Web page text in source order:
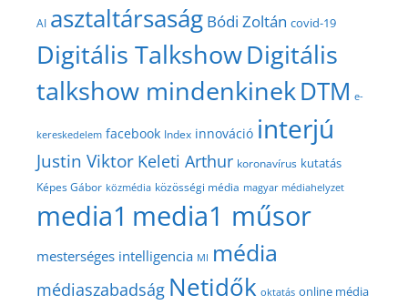
AI asztaltársaság Bódi Zoltán covid-19
Digitális TalkshowDigitális
talkshow mindenkinekDTM e-
kereskedelem facebook Index innováció interjú
Justin Viktor Keleti Arthur koronavírus kutatás
Képes Gábor közmédia közösségi média magyar médiahelyzet
media1 media1 műsor
mesterséges intelligencia MI média
médiaszabadság Netidők oktatás online média